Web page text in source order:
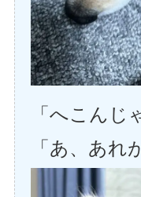
「へこんじ
「あ、あれ